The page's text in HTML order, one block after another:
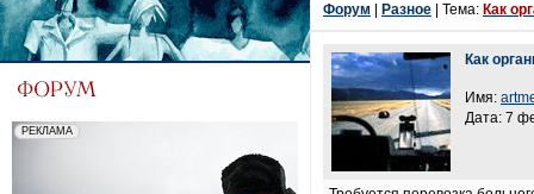
Форум Разное | Тема: Как
Как
Имя:
Дата: 7